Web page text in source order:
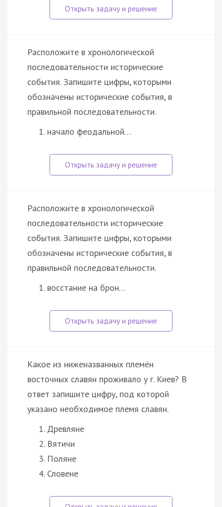
Расположите в хронологической
последовательности исторические
события. Запишите цифры, которыми
обозначены исторические события, в
правильной последовательности.
начало феодальной…
Расположите в хронологической
последовательности исторические
события. Запишите цифры, которыми
обозначены исторические события, в
правильной последовательности.
восстание на брон…
Какое из ниженазванных племён
восточных славян проживало у г. Киев? В
ответ запишите цифру, под которой
указано необходимое племя славян.
Древляне
Вятичи
Поляне
Словене